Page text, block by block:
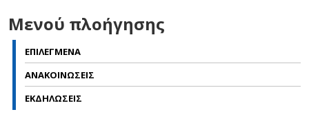
Μενού πλοήγησης
ΕΠΙΛΕΓΜΕΝΑ
ΑΝΑΚΟΙΝΩΣΕΙΣ
ΕΚΔΗΛΩΣΕΙΣ